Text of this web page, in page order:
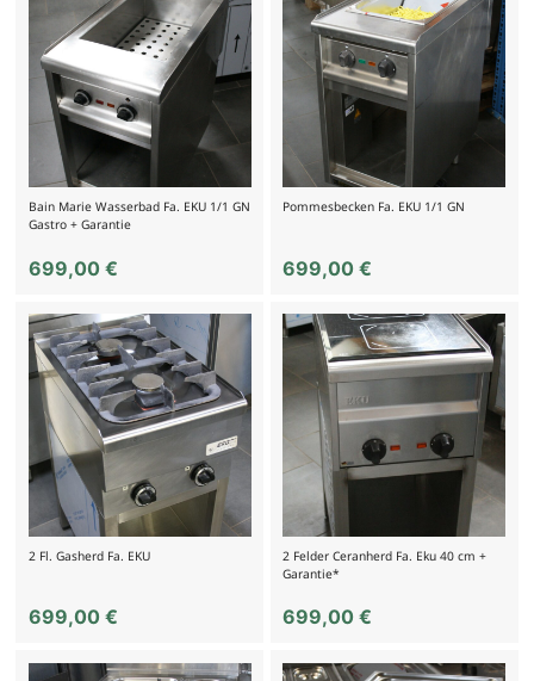
Bain Marie Wasserbad Fa. EKU 1/1 GN
Gastro + Garantie
699,00 €
Pommesbecken Fa. EKU 1/1 GN
699,00€
2 Fl. Gasherd Fa. EKU
699,00 €
2 Felder Ceranherd Fa. Eku 40 cm +
Garantie*
699,00€